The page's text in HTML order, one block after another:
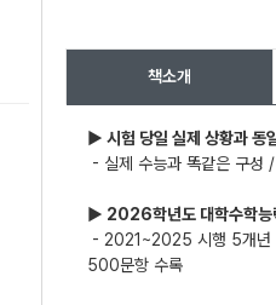
책소개
▶ 시험 당일 실제 상황과 동
- 실제 수능과 똑같은 구성
▶ 2026학년도 대학수학능
- 2021~2025 시행 5개년
500문항 수록